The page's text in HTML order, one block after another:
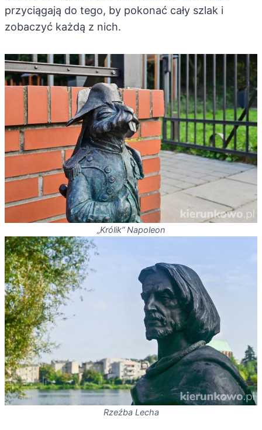
przyciągają do tego, by pokonać cały szlak i
zobaczyć każdą z nich.
„Królik” Napoleon
Rzeźba Lecha